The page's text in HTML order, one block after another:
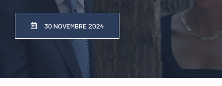
30 NOVEMBRE 2024